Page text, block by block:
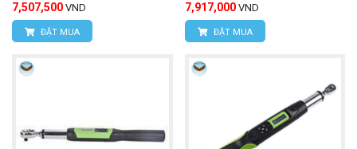
7,507,500 VND
ĐẶT MUA
7,917,000 VND
ĐẶT MUA